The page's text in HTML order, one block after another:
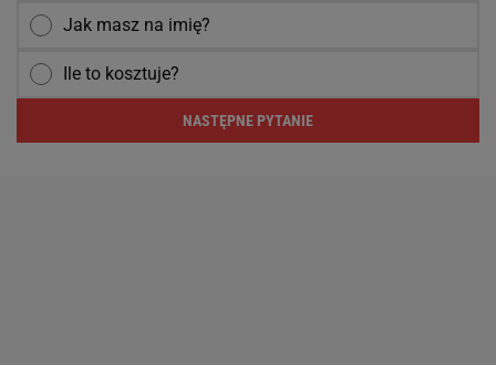
Jak masz na imię?
Ile to kosztuje?
NASTĘPNE PYTANIE